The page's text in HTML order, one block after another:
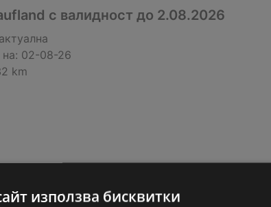
с валидност до 2.08.2026
02-08-26
km
използва бисквитки